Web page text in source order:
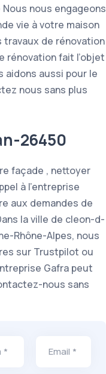
nous engageons
vie à votre maison
travaux de rénovation
rénovation fait l’objet
aidons aussi pour le
nous sans plus
26450
façade , nettoyer
à l'entreprise
aux demandes de
la ville de cleon-d-
Rhône-Alpes, nous
sur Trustpilot ou
Gafra peut
nous sans
* Email *